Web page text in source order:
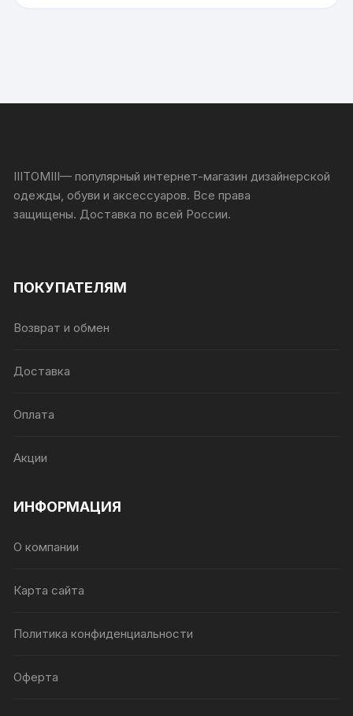
IIITOMIII— популярный интернет-магазин дизайнерской
одежды, обуви и аксессуаров. Все права
защищены. Доставка по всей России.
ПОКУПАТЕЛЯМ
Возврат и обмен
Доставка
Оплата
Акции
ИНФОРМАЦИЯ
О компании
Карта сайта
Политика конфиденциальности
Оферта